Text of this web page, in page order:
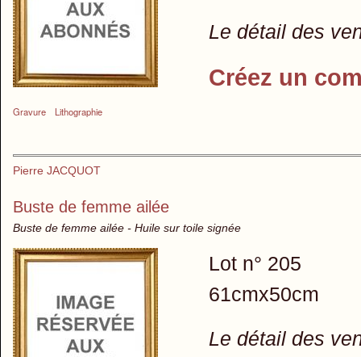
Gravure Lithographie
Le détail des
Créez un
Pierre JACQUOT
Buste de femme ailée
Buste de femme ailée - Huile sur toile signée
Lot n° 205
61cmx50cm
Le détail des